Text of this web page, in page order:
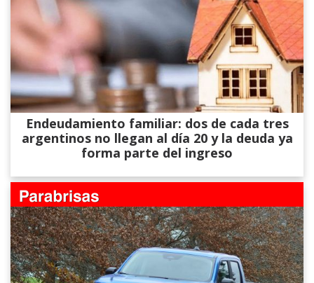
Endeudamiento familiar: dos de cada tres
argentinos no llegan al día 20 y la deuda ya
forma parte del ingreso